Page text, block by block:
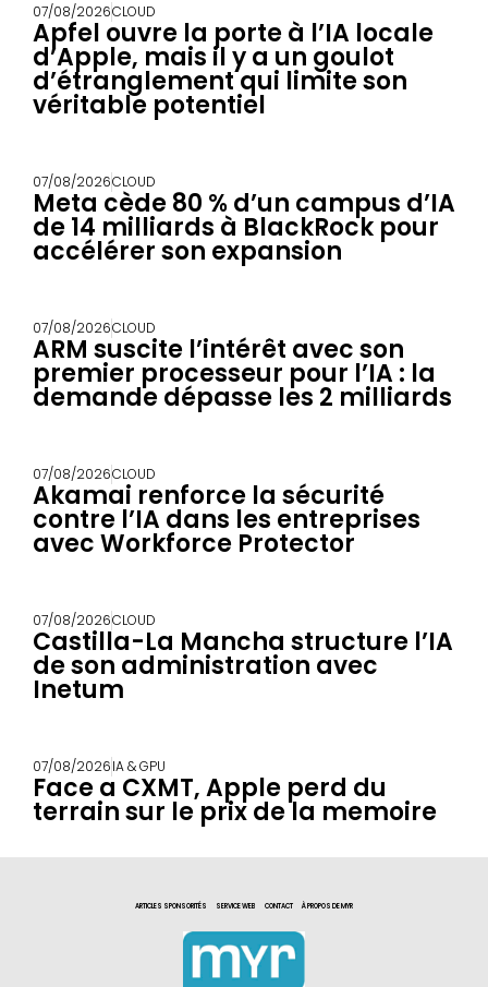
07/08/2026CLOUD
Apfel ouvre la porte à l’IA locale
d’Apple, mais il y a un goulot
d’étranglement qui limite son
véritable potentiel
07/08/2026CLOUD
Meta cède 80 % d’un campus d’IA
de 14 milliards à BlackRock pour
accélérer son expansion
07/08/2026CLOUD
ARM suscite l’intérêt avec son
premier processeur pour l’IA : la
demande dépasse les 2 milliards
07/08/2026CLOUD
Akamai renforce la sécurité
contre l’IA dans les entreprises
avec Workforce Protector
07/08/2026CLOUD
Castilla-La Mancha structure l’IA
de son administration avec
Inetum
07/08/2026IA & GPU
Face a CXMT, Apple perd du
terrain sur le prix de la memoire
ARTICLES SPONSORITÉS SERVICE WEB CONTACT À PROPOS DE MYR